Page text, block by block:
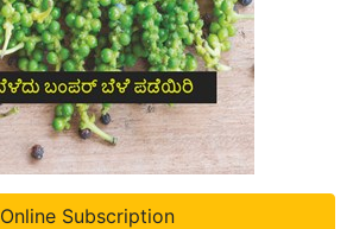
Online Subscription